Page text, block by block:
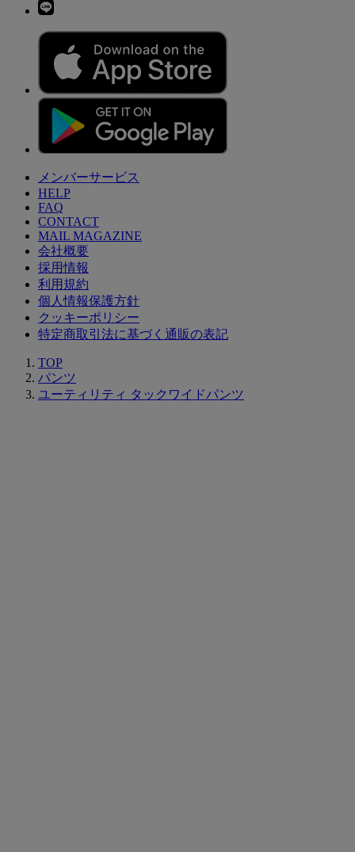
メンバーサービス
HELP
FAQ
CONTACT
MAIL MAGAZINE
会社概要
採用情報
利用規約
個人情報保護方針
クッキーポリシー
特定商取引法に基づく通販の表記
TOP
パンツ
ユーティリティ タックワイドパンツ